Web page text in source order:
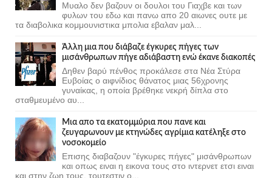
Μυαλο δεν βαζουν οι δουλοι του Γιαχβε και των
φυλων του εδω και πανω απο 20 αιωνες ουτε με
τα διαβολικα κομμουνιστικα μπολια εβαλαν μαλ...
Άλλη μια που διάβαζε έγκυρες πήγες των
μισάνθρωπων πήγε αδιάβαστη ενώ έκανε διακοπές
Δηθεν βαρύ πένθος προκάλεσε στα Νέα Στύρα
Ευβοίας ο αιφνίδιος θάνατος μιας 56χρονης
γυναίκας, η οποία βρέθηκε νεκρή δίπλα στο
σταθμευμένο αυ...
Μια απο τα εκατομμύρια που πανε και
ζευγαρωνουν με κτηνώδες αγρίμια κατέληξε στο
νοσοκομείο
Επισης διαβαζουν "έγκυρες πήγες" μισάνθρωπων
και οπως ειναι η εικονα τους στο ιντερνετ ετσι ειναι
και στην ζωη τους, τουτεστιν ο...